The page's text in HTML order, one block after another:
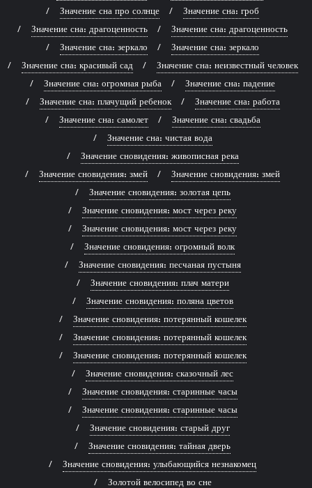
Значение сна про солнце
Значение сна: гроб
Значение сна: драгоценность
Значение сна: драгоценность
Значение сна: зеркало
Значение сна: зеркало
Значение сна: красивый сад
Значение сна: неизвестный человек
Значение сна: огромная рыба
Значение сна: падение
Значение сна: плачущий ребенок
Значение сна: работа
Значение сна: самолет
Значение сна: свадьба
Значение сна: чистая вода
Значение сновидения: живописная река
Значение сновидения: змей
Значение сновидения: змей
Значение сновидения: золотая цепь
Значение сновидения: мост через реку
Значение сновидения: мост через реку
Значение сновидения: огромный волк
Значение сновидения: песчаная пустыня
Значение сновидения: плач матери
Значение сновидения: поляна цветов
Значение сновидения: потерянный кошелек
Значение сновидения: потерянный кошелек
Значение сновидения: потерянный кошелек
Значение сновидения: сказочный лес
Значение сновидения: старинные часы
Значение сновидения: старинные часы
Значение сновидения: старый друг
Значение сновидения: тайная дверь
Значение сновидения: улыбающийся незнакомец
Золотой велосипед во сне